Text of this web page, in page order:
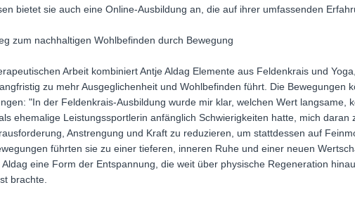
bietet sie auch eine Online-Ausbildung an, die auf ihrer umfassenden
zum nachhaltigen Wohlbefinden durch Bewegung
Arbeit kombiniert Antje Aldag Elemente aus Feldenkrais und
zu mehr Ausgeglichenheit und Wohlbefinden führt. Die Bewegungen
"In der Feldenkrais-Ausbildung wurde mir klar, welchen Wert langsame,
ehemalige Leistungssportlerin anfänglich Schwierigkeiten hatte, mich daran
Anstrengung und Kraft zu reduzieren, um stattdessen auf
führten sie zu einer tieferen, inneren Ruhe und einer neuen
Aldag eine Form der Entspannung, die weit über physische Regeneration
brachte.